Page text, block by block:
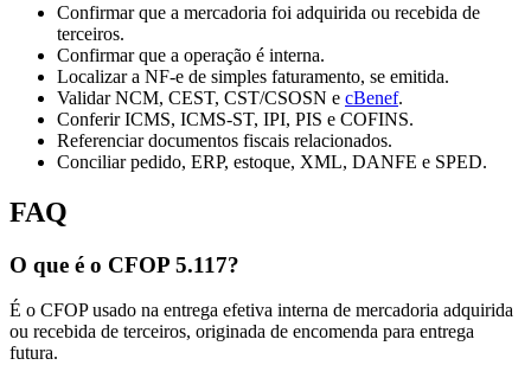
Confirmar que a mercadoria foi adquirida ou recebida de
terceiros.
Confirmar que a operação é interna.
Localizar a NF-e de simples faturamento, se emitida.
Validar NCM, CEST, CST/CSOSN e cBenef.
Conferir ICMS, ICMS-ST, IPI, PIS e COFINS.
Referenciar documentos fiscais relacionados.
Conciliar pedido, ERP, estoque, XML, DANFE e SPED.
FAQ
O que é o CFOP 5.117?
É o CFOP usado na entrega efetiva interna de mercadoria adquirida
ou recebida de terceiros, originada de encomenda para entrega
futura.